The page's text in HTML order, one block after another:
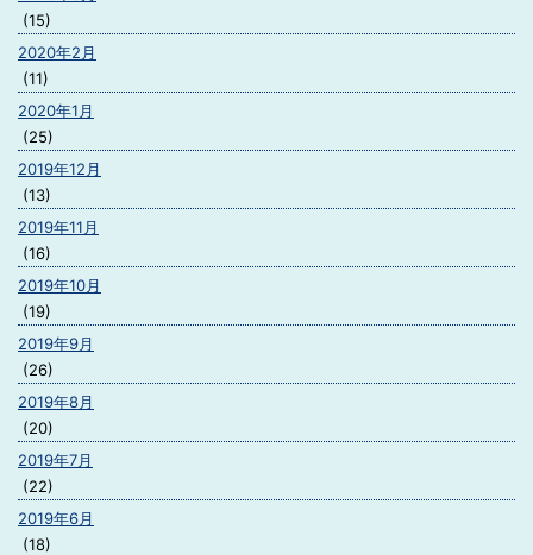
(15)
2020年2月
(11)
2020年1月
(25)
2019年12月
(13)
2019年11月
(16)
2019年10月
(19)
2019年9月
(26)
2019年8月
(20)
2019年7月
(22)
2019年6月
(18)